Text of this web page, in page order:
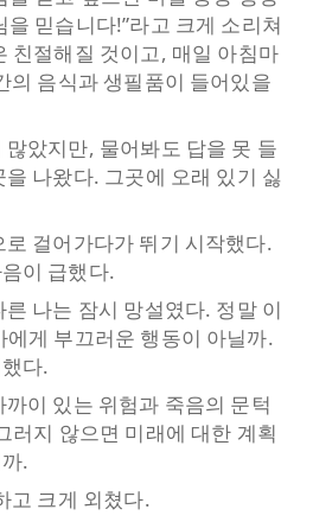
을 믿습니다!”라고 크게 소리쳐
친절해질 것이고, 매일 아침마
의 음식과 생필품이 들어있을
았지만, 물어봐도 답을 못 들
나왔다. 그곳에 오래 있기 싫
걸어가다가 뛰기 시작했다.
이 급했다.
나는 잠시 망설였다. 정말 이
게 부끄러운 행동이 아닐까.
다.
이 있는 위험과 죽음의 문턱
러지 않으면 미래에 대한 계획
.
고 크게 외쳤다.